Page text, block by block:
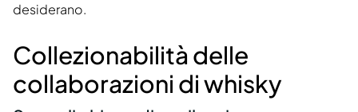
desiderano.
Collezionabilità delle
collaborazioni di whisky